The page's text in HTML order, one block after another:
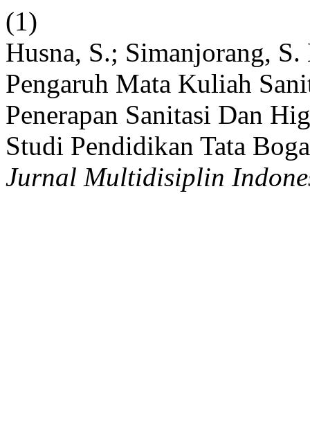
(1)
Husna, S.; Simanjorang,
Pengaruh Mata Kuliah
Penerapan Sanitasi Dan
Studi Pendidikan Tata
Jurnal Multidisiplin